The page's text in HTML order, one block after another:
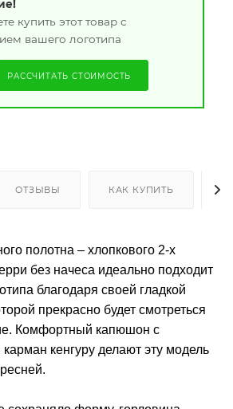
купить этот товар с
вашего логотипа
РАССЧИТАТЬ СТОИМОСТЬ
ОТЗЫВЫ КАК КУПИТЬ
полотна – хлопкового 2-х
без начеса идеально подходит
благодаря своей гладкой
прекрасно будет смотреться
Комфортный капюшон с
карман кенгуру делают эту модель